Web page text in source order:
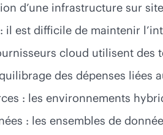
d’une infrastructure sur
il est difficile de maintenir
cloud utilisent des
des dépenses
: les environnements
: les ensembles de